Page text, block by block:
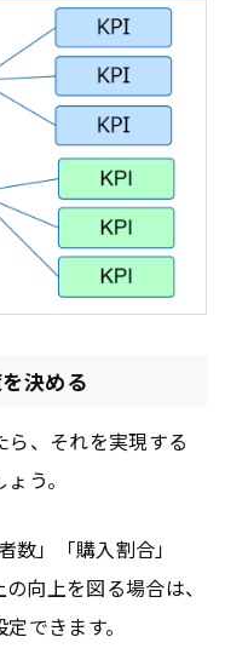
決める
、それを実現する
う。
数」「購入割合」
向上を図る場合は、
定できます。